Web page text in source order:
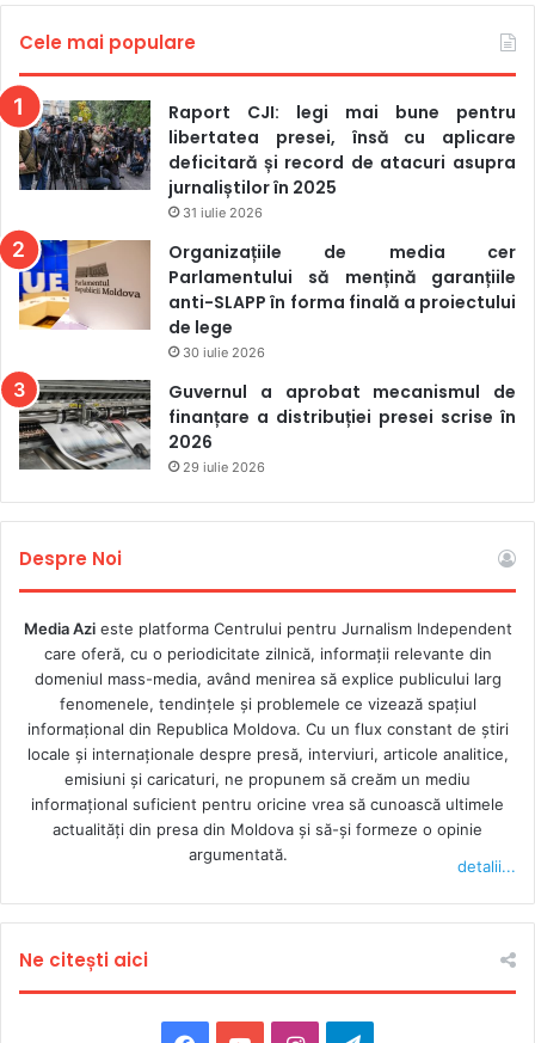
postului Familia pentru lipsa conținutului local, subliniind
că pe durata a nouă ani de activitate situația putea fi
redresată. „Sunt suspiciuni rezonabile privind beneficiarii
finali, precum și legat de motivația de a dezvolta un post
de televiziune – acesta își propune să achiziționeze
programe, ci nu să le producă singur, or tocmai
raționamentul unui post TV este să aibă programe proprii
mai bune față de alte posturi”, a mai adăugat Liliana Vițu.
În cadrul ședinței, reprezentantul postului a comunicat că
administratorul este în proces de identificare a soluțiilor
pentru achiziționarea și producerea programelor
audiovizuale locale.
familia primul in moldova
Cele mai populare
Raport CJI: legi mai bune pentru
libertatea presei, însă cu aplicare
deficitară și record de atacuri asupra
jurnaliștilor în 2025
31 iulie 2026
Organizațiile de media cer
Parlamentului să mențină garanțiile
anti-SLAPP în forma finală a proiectului
de lege
30 iulie 2026
Guvernul a aprobat mecanismul de
finanțare a distribuției presei scrise în
2026
29 iulie 2026
Despre Noi
Media Azieste platforma Centrului pentru Jurnalism Independent
care oferă, cu o periodicitate zilnică, informații relevante din
domeniul mass-media, având menirea să explice publicului larg
fenomenele, tendințele și problemele ce vizează spațiul
informațional din Republica Moldova. Cu un flux constant de ştiri
locale şi internaţionale despre presă, interviuri, articole analitice,
emisiuni și caricaturi, ne propunem să creăm un mediu
informaţional suficient pentru oricine vrea să cunoască ultimele
actualităţi din presa din Moldova şi să-şi formeze o opinie
argumentată.
detalii...
Ne citești aici